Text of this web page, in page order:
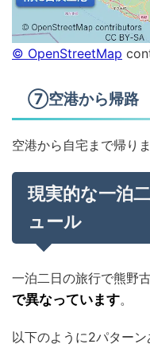
© OpenStreetMap
⑦空港から帰路
空港から自宅まで帰り
現実的な一泊
ュール
一泊二日の旅行で熊野
で異なっています。
以下のように2パターン